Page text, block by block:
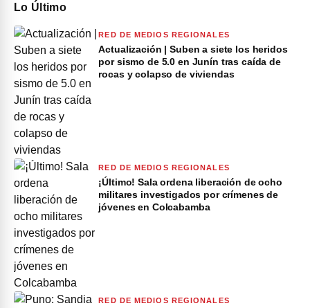
Lo Último
RED DE MEDIOS REGIONALES
Actualización | Suben a siete los heridos
por sismo de 5.0 en Junín tras caída de
rocas y colapso de viviendas
RED DE MEDIOS REGIONALES
¡Último! Sala ordena liberación de ocho
militares investigados por crímenes de
jóvenes en Colcabamba
RED DE MEDIOS REGIONALES